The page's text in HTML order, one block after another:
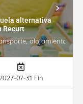
alternativa
Recurt
alojamiento,
07-31 Fin